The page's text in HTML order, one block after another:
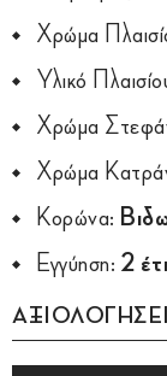
Χρώμα
Υλικό
Χρώμα
Χρώμα
Κορώνα:
Εγγύηση: 2